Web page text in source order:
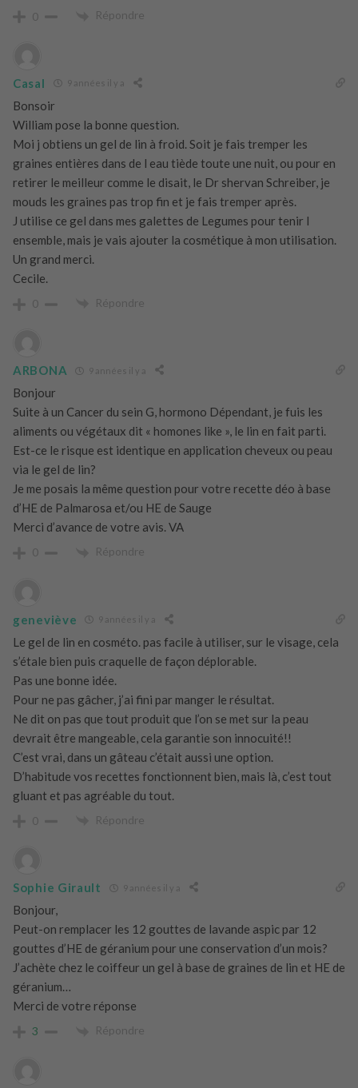
0 Répondre
Casal 9 années il y a
Bonsoir
William pose la bonne question.
Moi j obtiens un gel de lin à froid. Soit je fais tremper les
graines entières dans de l eau tiède toute une nuit, ou pour en
retirer le meilleur comme le disait, le Dr shervan Schreiber, je
mouds les graines pas trop fin et je fais tremper après.
J utilise ce gel dans mes galettes de Legumes pour tenir l
ensemble, mais je vais ajouter la cosmétique à mon utilisation.
Un grand merci.
Cecile.
0 Répondre
ARBONA 9 années il y a
Bonjour
Suite à un Cancer du sein G, hormono Dépendant, je fuis les
aliments ou végétaux dit « homones like », le lin en fait parti.
Est-ce le risque est identique en application cheveux ou peau
via le gel de lin?
Je me posais la même question pour votre recette déo à base
d’HE de Palmarosa et/ou HE de Sauge
Merci d’avance de votre avis. VA
0 Répondre
geneviève 9 années il y a
Le gel de lin en cosméto. pas facile à utiliser, sur le visage, cela
s’étale bien puis craquelle de façon déplorable.
Pas une bonne idée.
Pour ne pas gâcher, j’ai fini par manger le résultat.
Ne dit on pas que tout produit que l’on se met sur la peau
devrait être mangeable, cela garantie son innocuité!!
C’est vrai, dans un gâteau c’était aussi une option.
D’habitude vos recettes fonctionnent bien, mais là, c’est tout
gluant et pas agréable du tout.
0 Répondre
Sophie Girault 9 années il y a
Bonjour,
Peut-on remplacer les 12 gouttes de lavande aspic par 12
gouttes d’HE de géranium pour une conservation d’un mois?
J’achète chez le coiffeur un gel à base de graines de lin et HE de
géranium…
Merci de votre réponse
3 Répondre